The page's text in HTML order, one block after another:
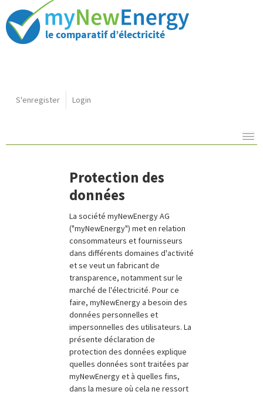
S'enregister Login
Protection des
données
La société myNewEnergy AG
("myNewEnergy") met en relation
consommateurs et fournisseurs
dans différents domaines d'activité
et se veut un fabricant de
transparence, notamment sur le
marché de l'électricité. Pour ce
faire, myNewEnergy a besoin des
données personnelles et
impersonnelles des utilisateurs. La
présente déclaration de
protection des données explique
quelles données sont traitées par
myNewEnergy et à quelles fins,
dans la mesure où cela ne ressort